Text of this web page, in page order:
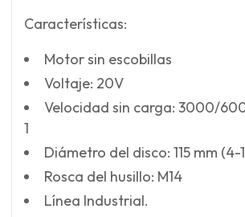
Características:
Motor sin escobillas
Voltaje: 20V
Velocidad sin carga: 3000/
1
Diámetro del disco: 115 mm (4-
Rosca del husillo: M14
Línea Industrial.